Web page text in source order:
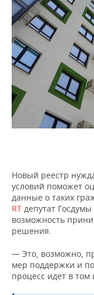
КОМУ
ТОРГОВЫЕ
ТАТАРСТАНА
БЮДЖЕТ
ИНВЕСТИЦИИ
НЕФТЕХИМИЯ
НЕФТЬ
ОПК
ЭНЕРГЕТИКА
НОВОСТИ АВТО
БИЗНЕС
НОВОСТИ
РОЗНИЧНАЯ
ТРАНСПОРТ
УСЛУГИ
ТЕХНОЛОГИИ
НОВОСТИ
IT
МЕДИА
МЕРОПРИЯТИЯ
НОВОСТИ
ВЫЕЗДНАЯ
ONLINE-
ОТКРЫТАЯ
СПОРТ
НОВОСТИ
ХОККЕЙ
БАСКЕТБОЛ
ВОЛЕЙБОЛ
КИБЕРСПОРТ
ФИГУРНОЕ
ОБЩЕСТВО
ВЛАСТЬ
ИСТОРИЯ
КУЛЬТУРА
МЕДИЦИНА
СЮЖЕТЫ
СПРАВОЧНИК
СПИСОК ПЕРСОН
СПИСОК
ПОЛНАЯ ВЕРСИЯ
Новый реестр
условий поможет
данные о таких
RT депутат
возможность
решения.
— Это, возможно,
мер поддержки и
процесс идет в